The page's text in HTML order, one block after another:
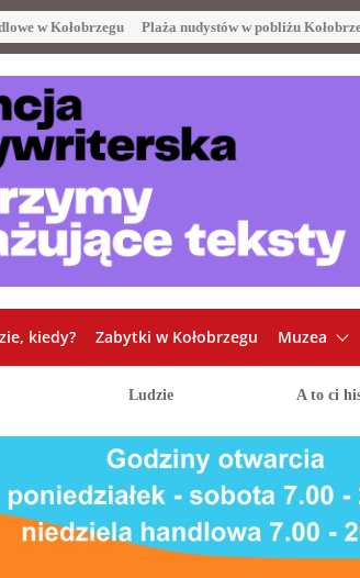
w Kołobrzegu Plaża nudystów w pobliżu
kiedy? Zabytki w Kołobrzegu Muzea
Ludzie A to ci